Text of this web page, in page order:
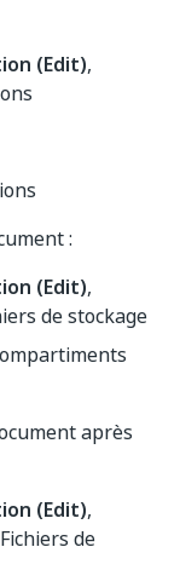
(Edit),
:
(Edit),
de stockage
après
(Edit),
de